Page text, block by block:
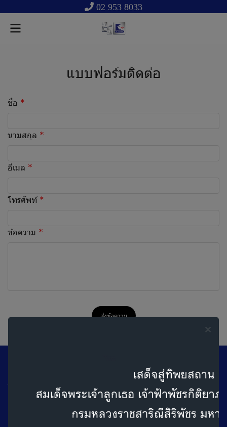
02 953 8033
แบบฟอร์มติดต่อ
ชื่อ
นามสกุล
อีเมล
โทรศัพท์
ข้อความ
ส่งข้อความ
ที่อยู่ : 100/101 ถ.เทศบาลสงเคราะห์แขวงลาดยาว เขตจตุจักร
กรุงเทพฯ 10900